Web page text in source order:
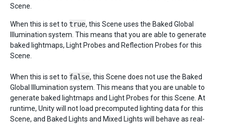
Scene.
When this is set to true, this Scene uses the Baked Global
Illumination system. This means that you are able to generate
baked lightmaps, Light Probes and Reflection Probes for this
Scene.
When this is set to false, this Scene does not use the Baked
Global Illumination system. This means that you are unable to
generate baked lightmaps and Light Probes for this Scene. At
runtime, Unity will not load precomputed lighting data for this
Scene, and Baked Lights and Mixed Lights will behave as real-